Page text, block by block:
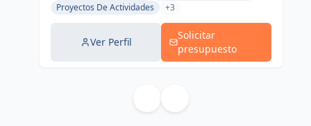
Proyectos De Actividades
+3
Ver Perfil
Solicitar
presupuesto